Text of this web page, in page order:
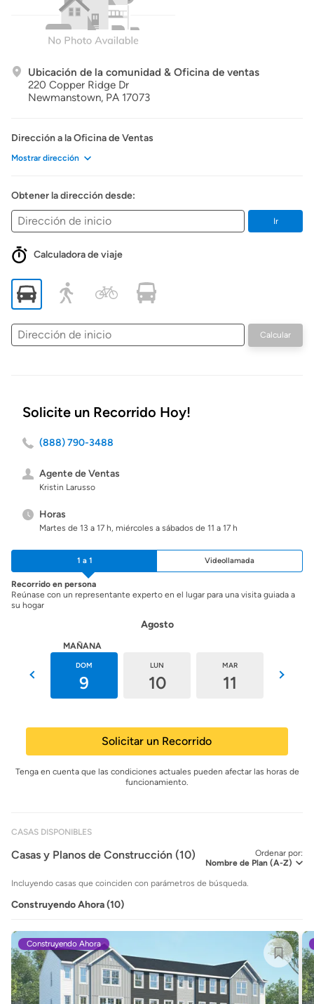
Ubicación de la comunidad & Oficina de ventas
220 Copper Ridge Dr
Newmanstown, PA 17073
Dirección a la Oficina de Ventas
Mostrar dirección
Obtener la dirección desde:
Ir
Calculadora de viaje
Dirección
de
Calcular
Solicite un Recorrido Hoy!
(888) 790-3488
Agente de Ventas
Kristin Larusso
Horas
Martes de 13 a 17 h, miércoles a sábados de 11 a 17 h
1 a 1 Videollamada
Recorrido en persona
Reúnase con un representante experto en el lugar para una visita guiada a
su hogar
Agosto
MAÑANA
DOM
9
LUN
10
MAR
11
Solicitar un Recorrido
Tenga en cuenta que las condiciones actuales pueden afectar las horas de
funcionamiento.
CASAS DISPONIBLES
Ordenar por:
Casas y Planos de Construcción (10)
Incluyendo casas que coinciden con parámetros de búsqueda.
Construyendo Ahora (10)
Construyendo Ahora